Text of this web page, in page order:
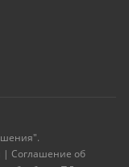
| Соглашение об